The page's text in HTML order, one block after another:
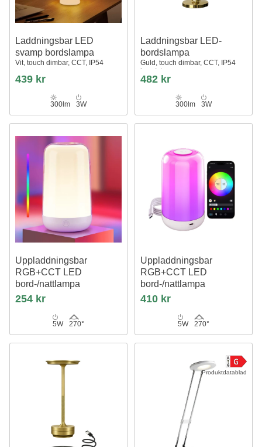
Laddningsbar LED
svamp bordslampa
Vit, touch dimbar, CCT, IP54
439 kr
300lm 3W
Laddningsbar LED-
bordslampa
Guld, touch dimbar, CCT, IP54
inne/ute
482 kr
300lm 3W
Uppladdningsbar
RGB+CCT LED
bord-/nattlampa
Vit, touch dimbar, IP20 inomhus
254 kr
5W 270°
Uppladdningsbar
RGB+CCT LED
bord-/nattlampa
Bluetooth, Vit, touch dimbar, IP20
inomhus
410 kr
5W 270°
Produktdatablad